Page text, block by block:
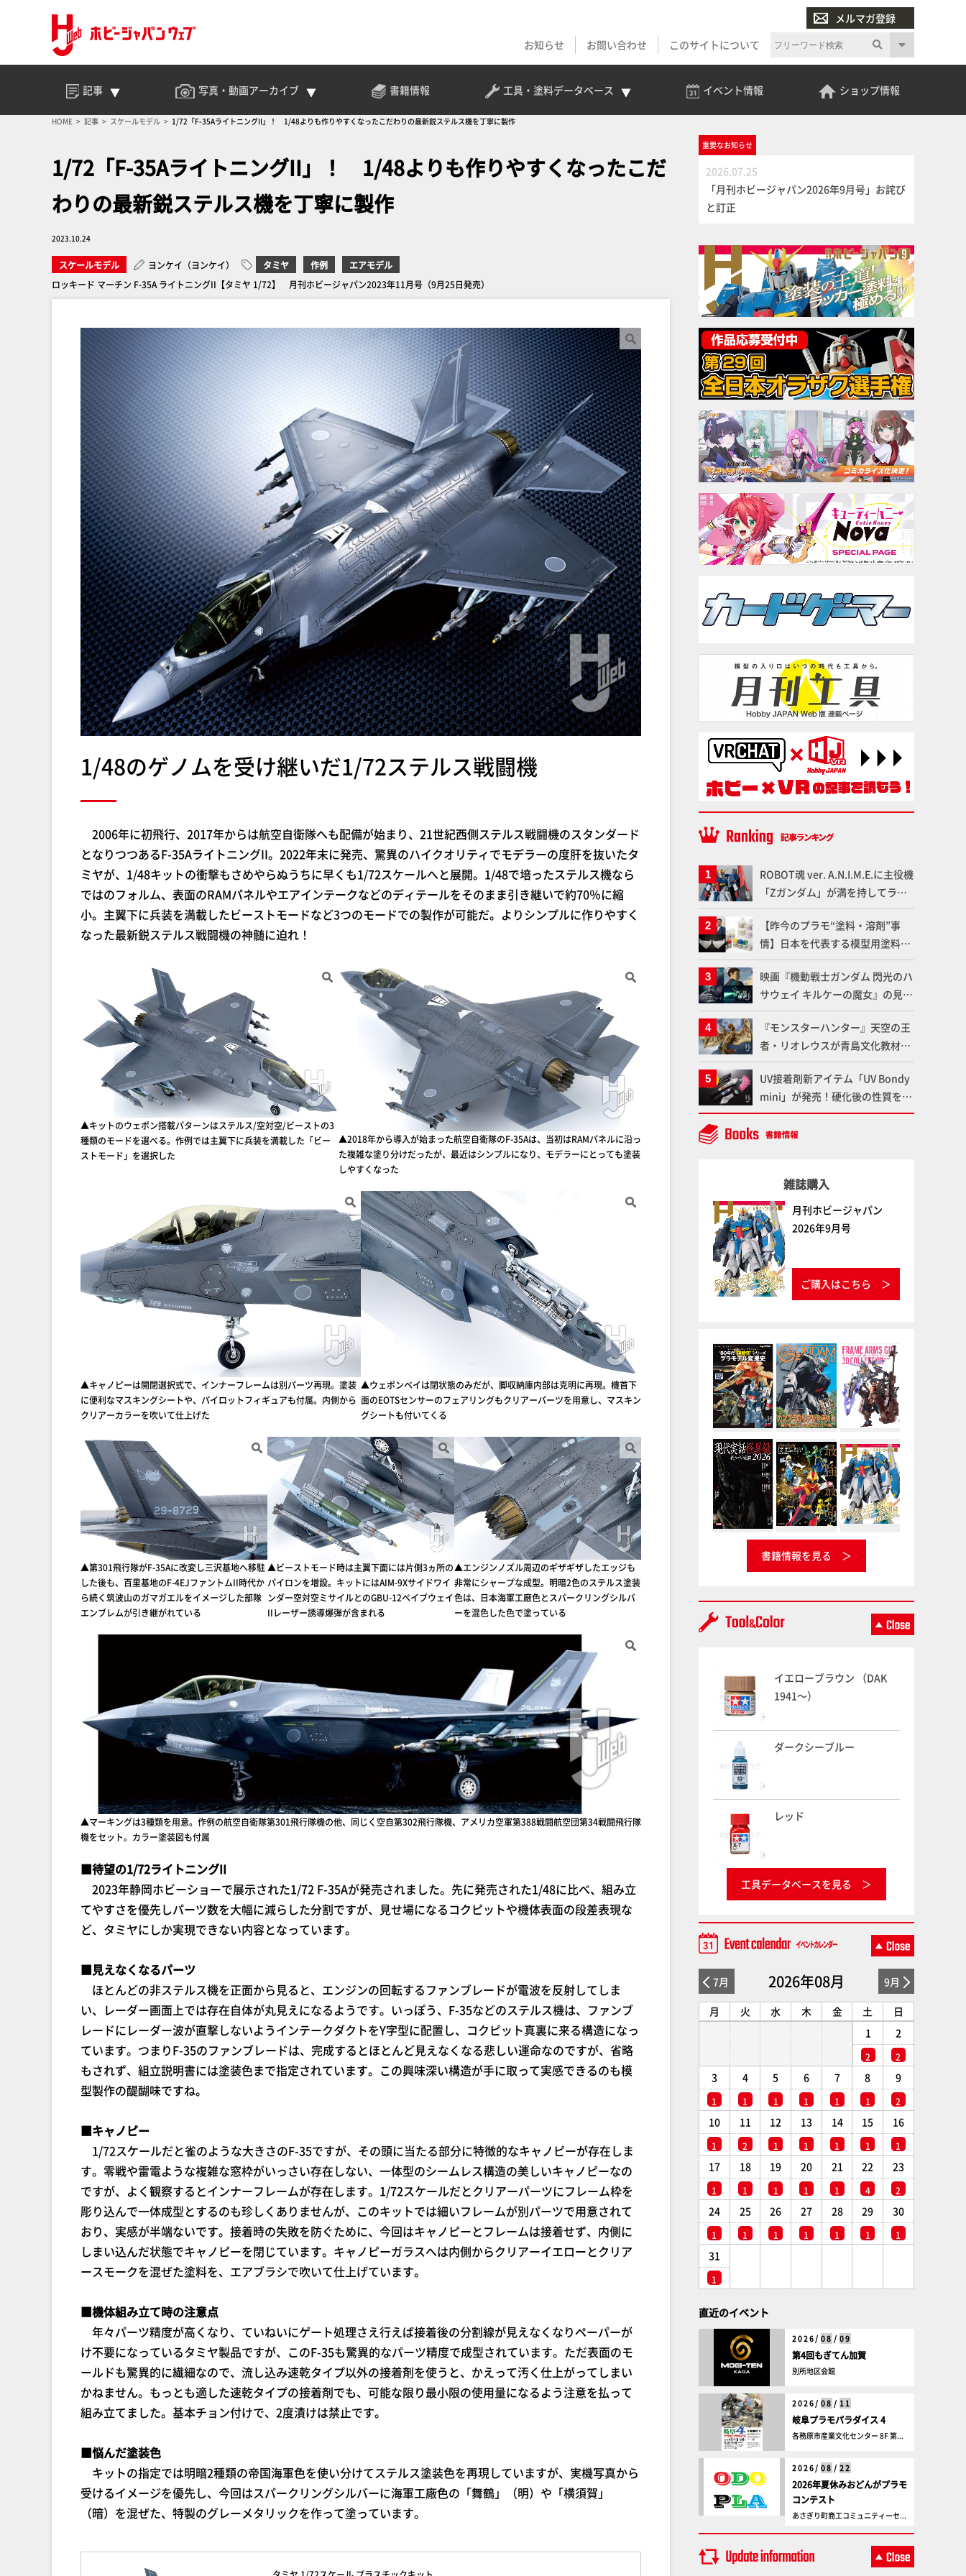
メルマガ登録
お知らせ
お問い合わせ このサイトについて
記事 写真・動画アーカイブ 書籍情報 工具・塗料データベース イベント情報 ショップ情報
HOME 記事 スケールモデル 1/72「F-35AライトニングII」！ 1/48よりも作りやすくなったこだわりの最新鋭ステルス機を丁寧に製作
1/72「F-35AライトニングII」！ 1/48よりも作りやすくなったこだ
わりの最新鋭ステルス機を丁寧に製作
2023.10.24
スケールモデル ヨンケイ（ヨンケイ） タミヤ 作例
エアモデル
ロッキード マーチン F-35A ライトニングII【タミヤ 1/72】 月刊ホビージャパン2023年11月号（9月25日発売）
1/48のゲノムを受け継いだ1/72ステルス戦闘機
2006年に初飛行、2017年からは航空自衛隊へも配備が始まり、21世紀西側ステルス戦闘機のスタンダード
となりつつあるF-35AライトニングII。2022年末に発売、驚異のハイクオリティでモデラーの度肝を抜いたタ
ミヤが、1/48キットの衝撃もさめやらぬうちに早くも1/72スケールへと展開。1/48で培ったステルス機なら
ではのフォルム、表面のRAMパネルやエアインテークなどのディテールをそのまま引き継いで約70％に縮
小。主翼下に兵装を満載したビーストモードなど3つのモードでの製作が可能だ。よりシンプルに作りやすく
なった最新鋭ステルス戦闘機の神髄に迫れ！
▲キットのウェポン搭載パターンはステルス/空対空/ビーストの3
種類のモードを選べる。作例では主翼下に兵装を満載した「ビー
ストモード」を選択した
▲2018年から導入が始まった航空自衛隊のF-35Aは、当初はRAMパネルに沿っ
た複雑な塗り分けだったが、最近はシンプルになり、モデラーにとっても塗装
しやすくなった
▲キャノピーは開閉選択式で、インナーフレームは別パーツ再現。塗装
に便利なマスキングシートや、パイロットフィギュアも付属。内側から
クリアーカラーを吹いて仕上げた
▲ウェポンベイは閉状態のみだが、脚収納庫内部は克明に再現。機首下
面のEOTSセンサーのフェアリングもクリアーパーツを用意し、マスキン
グシートも付いてくる
▲第301飛行隊がF-35Aに改変し三沢基地へ移駐
した後も、百里基地のF-4EJファントムII時代か
ら続く筑波山のガマガエルをイメージした部隊
エンブレムが引き継がれている
▲ビーストモード時は主翼下面には片側3ヵ所の
パイロンを増設。キットにはAIM-9Xサイドワイ
ンダー空対空ミサイルとのGBU-12ペイブウェイ
IIレーザー誘導爆弾が含まれる
▲エンジンノズル周辺のギザギザしたエッジも
非常にシャープな成型。明暗2色のステルス塗装
色は、日本海軍工廠色とスパークリングシルバ
ーを混色した色で塗っている
▲マーキングは3種類を用意。作例の航空自衛隊第301飛行隊機の他、同じく空自第302飛行隊機、アメリカ空軍第388戦闘航空団第34戦闘飛行隊
機をセット。カラー塗装図も付属
■待望の1/72ライトニングII
2023年静岡ホビーショーで展示された1/72 F-35Aが発売されました。先に発売された1/48に比べ、組み立
てやすさを優先しパーツ数を大幅に減らした分割ですが、見せ場になるコクピットや機体表面の段差表現な
ど、タミヤにしか実現できない内容となっています。
■見えなくなるパーツ
ほとんどの非ステルス機を正面から見ると、エンジンの回転するファンブレードが電波を反射してしま
い、レーダー画面上では存在自体が丸見えになるようです。いっぽう、F-35などのステルス機は、ファンブ
レードにレーダー波が直撃しないようインテークダクトをY字型に配置し、コクピット真裏に来る構造になっ
ています。つまりF-35のファンブレードは、完成するとほとんど見えなくなる悲しい運命なのですが、省略
もされず、組立説明書には塗装色まで指定されています。この興味深い構造が手に取って実感できるのも模
型製作の醍醐味ですね。
■キャノピー
1/72スケールだと雀のような大きさのF-35ですが、その頭に当たる部分に特徴的なキャノピーが存在しま
す。零戦や雷電ような複雑な窓枠がいっさい存在しない、一体型のシームレス構造の美しいキャノピーなの
ですが、よく観察するとインナーフレームが存在します。1/72スケールだとクリアーパーツにフレーム枠を
彫り込んで一体成型とするのも珍しくありませんが、このキットでは細いフレームが別パーツで用意されて
おり、実感が半端ないです。接着時の失敗を防ぐために、今回はキャノピーとフレームは接着せず、内側に
しまい込んだ状態でキャノピーを閉じています。キャノピーガラスへは内側からクリアーイエローとクリア
ースモークを混ぜた塗料を、エアブラシで吹いて仕上げています。
■機体組み立て時の注意点
年々パーツ精度が高くなり、ていねいにゲート処理さえ行えば接着後の分割線が見えなくなりペーパーが
け不要になっているタミヤ製品ですが、このF-35も驚異的なパーツ精度で成型されています。ただ表面のモ
ールドも驚異的に繊細なので、流し込み速乾タイプ以外の接着剤を使うと、かえって汚く仕上がってしまい
かねません。もっとも適した速乾タイプの接着剤でも、可能な限り最小限の使用量になるよう注意を払って
組み立てました。基本チョン付けで、2度漬けは禁止です。
■悩んだ塗装色
キットの指定では明暗2種類の帝国海軍色を使い分けてステルス塗装色を再現していますが、実機写真から
受けるイメージを優先し、今回はスパークリングシルバーに海軍工廠色の「舞鶴」（明）や「横須賀」
（暗）を混ぜた、特製のグレーメタリックを作って塗っています。
重要なお知らせ
2026.07.25
「月刊ホビージャパン2026年9月号」お詫び
と訂正
ROBOT魂 ver. A.N.I.M.E.に主役機
「Zガンダム」が満を持してライ
ンナップ！ウェイブライダーへの
変形、劇中どおりのプロポーショ
ンを再現【機動戦士Zガンダム】
【昨今のプラモ“塗料・溶剤”事
情】日本を代表する模型用塗料
「Mr.カラー」やツールメーカー
である「GSIクレオス」が語るラ
ッカー塗料の未来とは？
映画『機動戦士ガンダム 閃光のハ
サウェイ キルケーの魔女』の見放
題配信が8月31日（月）よりスタ
ート！Prime Videoで国内独占配
信
『モンスターハンター』天空の王
者・リオレウスが青島文化教材社
「PLAfig.」にラインナップ！原
型・蟹蟲修造氏の彩色作例で超ハ
イディテールかつ躍動感に満ちた
造形をチェック
UV接着剤新アイテム「UV Bondy
mini」が発売！硬化後の性質を活
かしてクリアーパーツへの加工や
エフェクト仕上げに活用してみよ
雑誌購入
月刊ホビージャパン
2026年9月号
ご購入はこちら
書籍情報を見る
イエローブラウン （DAK
1941～）
ダークシーブルー
レッド
工具データベースを見る
7月 2026年08月 9月
月 火 水 木 金 土
日
1
2
2
2
3
1
4
1
5
1
6
1
7
1
8
1
9
2
10
1
11
2
12
1
13
1
14
1
15
1
16
1
17
1
18
1
19
1
20
1
21
1
22
4
23
2
24
1
25
1
26
1
27
1
28
1
29
1
30
1
31
1
直近のイベント
2026/ 08 / 09
第4回もぎてん加賀
別所地区会館
2026/ 08 / 11
岐阜プラモパラダイス 4
各務原市産業文化センター 8F 第...
2026/ 08 / 22
2026年夏休みおどんがプラモ
コンテスト
あさぎり町商工コミュニティーセ...